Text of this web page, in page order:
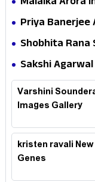
Priya Banerjee
Shobhita
Sakshi
Varshini
Images Gallery
kristen ravali
Genes